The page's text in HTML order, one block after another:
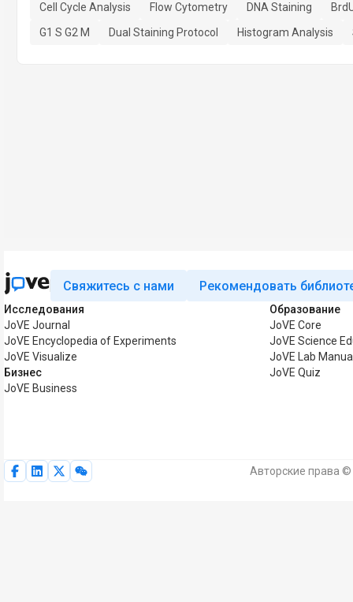
Cell Cycle Analysis Flow Cytometry DNA Staining
G1 S G2 M
Dual Staining Protocol Histogram Analysis
Свяжитесь с нами Рекомендовать
Исследования
JoVE Journal
JoVE Encyclopedia of Experiments
JoVE Visualize
Бизнес
JoVE Business
Образование
JoVE Core
JoVE Science
JoVE Lab
JoVE Quiz
Авторские права